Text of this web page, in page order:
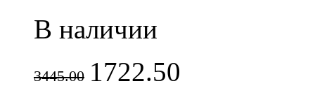
В наличии
3445.00 1722.50